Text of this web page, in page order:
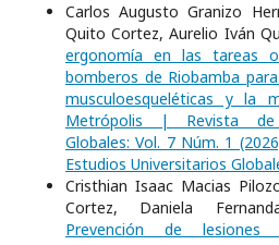
Carlos Augusto Granizo
Quito Cortez, Aurelio Iván
ergonomía en las tareas
bomberos de Riobamba
musculoesqueléticas y la
Metrópolis | Revista de
Globales: Vol. 7 Núm. 1
Estudios Universitarios
Cristhian Isaac Macias
Cortez, Daniela
Prevención de lesiones